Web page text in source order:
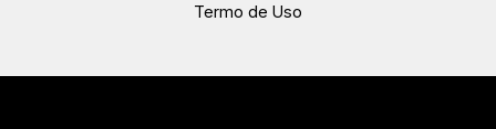
Termo de Uso